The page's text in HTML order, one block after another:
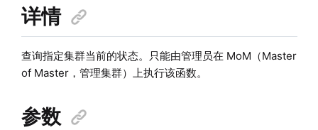
详情
查询指定集群当前的状态。只能由管理员在 MoM（Master
of Master，管理集群）上执行该函数。
参数